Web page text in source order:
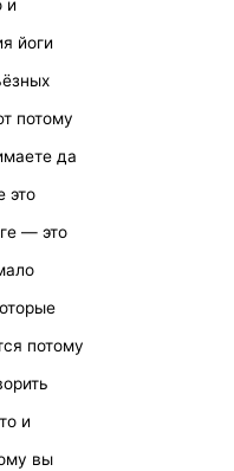
и
йоги
потому
да
это
— это
потому
и
вы